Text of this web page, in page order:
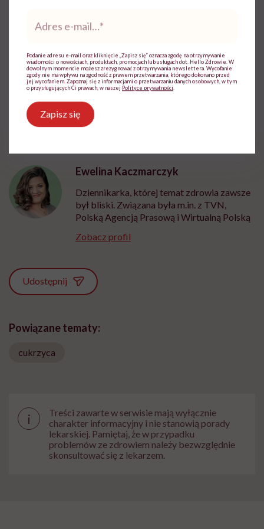
Zmień ustawienia
Ewelina Kaczmarczyk
Dziennikarka, której temat zdrowia zawsze
był bliski. Związana była m.in. z TVN,
Polską Agencją Prasową i Wirtualną Polską
Zobacz profil
Udostępnij
Powiązane tematy:
cukrzyca
i
Treści zawarte w serwisie mają wyłącznie
charakter informacyjny i nie stanowią porady
lekarskiej. Pamiętaj, że w przypadku
problemów ze zdrowiem należy bezwzględnie
skonsultować się z lekarzem.
mail*
Podanie adresu e-mail oraz kliknięcie „Zapisz się” oznacza zgodę na otrzymywanie
wiadomości o nowościach, produktach, promocjach lub usługach dot. Hello Zdrowie. W
dowolnym momencie możesz zrezygnować z otrzymywania newslettera. Wycofanie
zgody nie ma wpływu na zgodność z prawem przetwarzania, którego dokonano przed
jej wycofaniem. Zapoznaj się z informacjami o przetwarzaniu danych osobowych, w tym
o przysługujących Ci prawach, w naszej Polityce prywatności
Zapisz się